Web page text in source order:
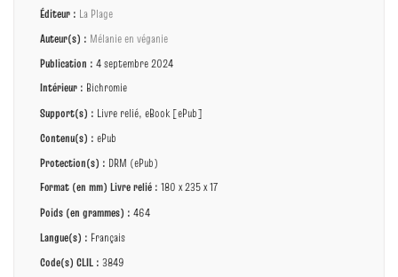
Éditeur : La Plage
Auteur(s) : Mélanie en véganie
Publication : 4 septembre 2024
Intérieur : Bichromie
Support(s) : Livre relié, eBook [ePub]
Contenu(s) : ePub
Protection(s) : DRM (ePub)
Format (en mm) Livre relié : 180 x 235 x 17
Poids (en grammes) : 464
Langue(s) : Français
Code(s) CLIL : 3849